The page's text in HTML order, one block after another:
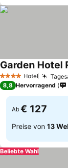
4 Sterne Hotel
Garden Hotel
8,8 Hervorragend
Ab € 127
Preise von 13
Beliebte Wahl